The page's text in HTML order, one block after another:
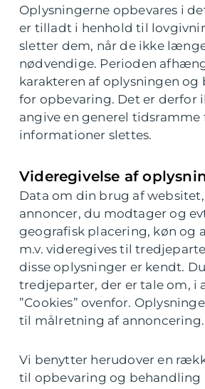
Oplysningerne opbevares i
er tilladt i henhold til
sletter dem, når de ikke
nødvendige. Perioden
karakteren af oplysningen og
for opbevaring. Det er derfor
angive en generel tidsramme
informationer slettes.
Videregivelse af
Data om din brug af
annoncer, du modtager og
geografisk placering, køn og
m.v. videregives til
disse oplysninger er kendt.
tredjeparter, der er tale om, i
”Cookies” ovenfor.
til målretning af annoncering.
Vi benytter herudover en
til opbevaring og behandling